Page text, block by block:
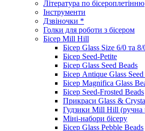
Література по бісероплетінню
Інструменти
Дзвіночки *
Голки для роботи з бісером
Бісер Mill Hill
Бісер Glass Size 6/0 та 8/
Бісер Seed-Petite
Бісер Glass Seed Beads
Бісер Antique Glass
Бісер Magnifica Glass
Бісер Seed-Frosted Beads
Прикраси Glass &
Гудзики Mill Hill (ручна
Міні-набори бісеру
Бісер Glass Pebble Beads